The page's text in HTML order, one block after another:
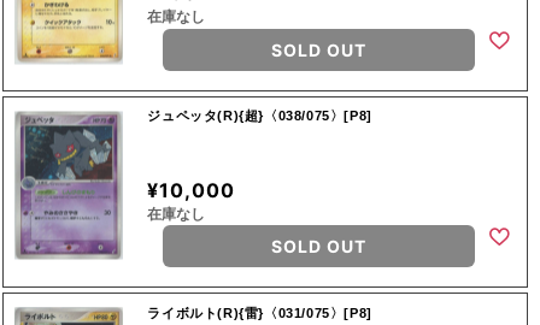
在庫なし
SOLD OUT
ジュペッタ(R){超}〈038/075〉[P8]
¥10,000
在庫なし
SOLD OUT
ライボルト(R){雷}〈031/075〉[P8]